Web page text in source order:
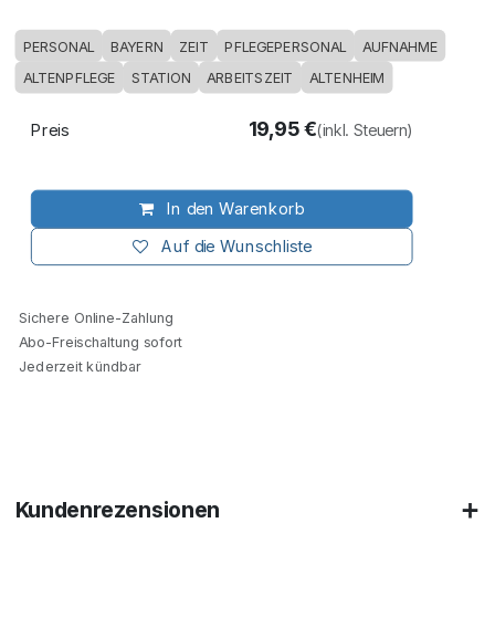
PERSONAL BAYERN ZEIT PFLEGEPERSONAL AUFNAHME
ALTENPFLEGE STATION ARBEITSZEIT ALTENHEIM
In den Warenkorb
Auf die Wunschliste
Preis 19,95€(inkl. Steuern)
Sichere Online-Zahlung
Abo-Freischaltung sofort
Jederzeit kündbar
Kundenrezensionen